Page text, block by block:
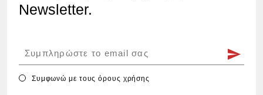
Newsletter.
Συμφωνώ με τουςόρους χρήσης